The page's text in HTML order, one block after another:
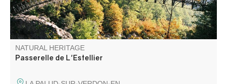
NATURAL HERITAGE
Passerelle de L'Estellier